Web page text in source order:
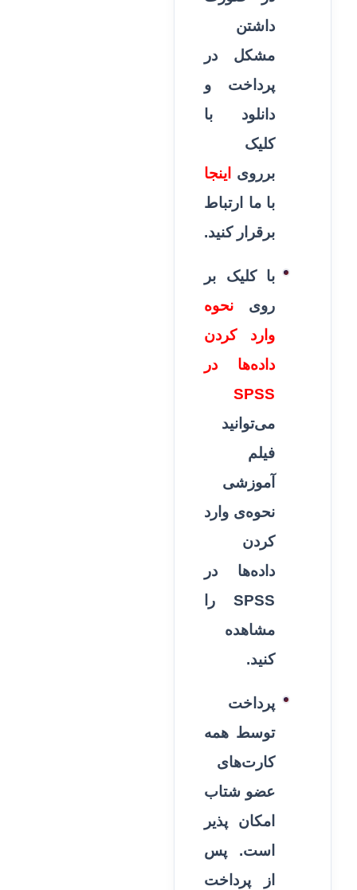
داشتن
مشکل در
پرداخت و
دانلود با
کلیک
برروی اینجا
با ما ارتباط
برقرار کنید.
با کلیک بر
روی
نحوه
وارد کردن
داده‌ها در
SPSS
می‌توانید
فیلم
آموزشی
نحوه‌ی وارد
کردن
داده‌ها در
SPSS را
مشاهده
کنید.
پرداخت
توسط همه
کارت‌های
عضو شتاب
امکان پذیر
است. پس
از پرداخت